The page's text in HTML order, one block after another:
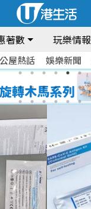
著數 玩樂情報
公屋熱話 娛樂新聞